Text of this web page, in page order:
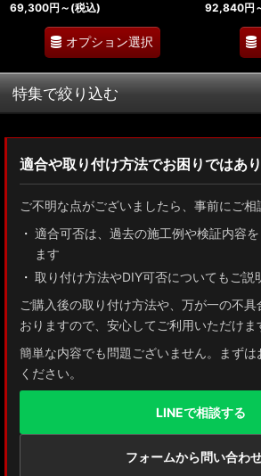
69,300円 ～ (税込)
オプション選択
92,840円
特集で絞り込む
ZN8 GR86
GUN125 ハイラックス
AXUH80/85 MXUA80/85 ハリアー
ZSU60 ハリアー
MXAA54 AXAH54/52 RAV4
GDJ150W/151 WTRJ150 ランドクルーザー
ZVG11/ZSG10 カローラクロス
適合や取り付け方法でお困りではあ
ご不明な点がございましたら、事前にご相
適合可否は、過去の施工例や検証内容
ます
取り付け方法やDIY可否についてもご説
ご購入後の取り付け方法や、万が一の不
おりますので、安心してご利用いただけま
簡単な内容でも問題ございません。まず
ください。
LINEで相談する
フォームから問い合わ